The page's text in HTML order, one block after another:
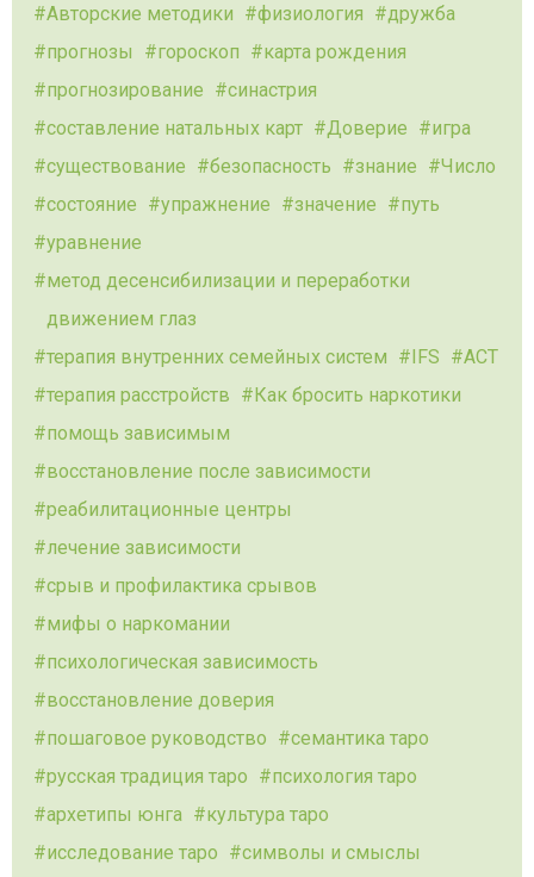
Авторские методики
физиология
дружба
прогнозы
гороскоп
карта рождения
прогнозирование
синастрия
составление натальных карт
Доверие
игра
существование
безопасность знание
Число
состояние
упражнение значение
путь
уравнение
метод десенсибилизации и переработки
движением глаз
терапия внутренних семейных систем
IFS
ACT
терапия расстройств
Как бросить наркотики
помощь зависимым
восстановление после зависимости
реабилитационные центры
лечение зависимости
срыв и профилактика срывов
мифы о наркомании
психологическая зависимость
восстановление доверия
пошаговое руководство
семантика таро
русская традиция таро
психология таро
архетипы юнга
культура таро
исследование таро
символы и смыслы